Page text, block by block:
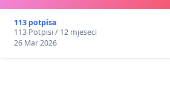
113 potpisa
113 Potpisi / 12 mjeseci
26 Mar 2026